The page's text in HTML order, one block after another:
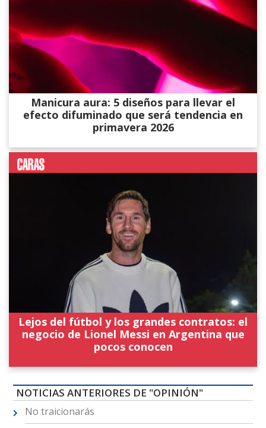
Manicura aura: 5 diseños para llevar el
efecto difuminado que será tendencia en
primavera 2026
Lejos del fútbol y los grandes contratos: el
negocio de Lionel Messi en Argentina que
pocos conocen
NOTICIAS ANTERIORES DE "OPINIÓN"
No traicionarás